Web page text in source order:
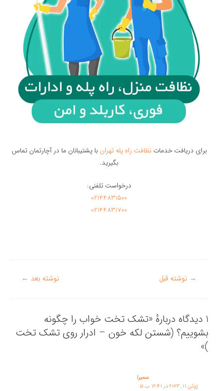
برای دریافت خدماتنظافت راه پله تهران با پشتیبانان ما در آچارتمان تماس
بگیرید.
درخواست تلفنی:
02144831500
02144831700
راهبری→ نوشته قبل نوشته بعد ←
1 دیدگاه دربارهٔ «تشک تخت خواب را چگونه
بشوییم؟ (شستن لکه خون – ادرار روی تشک تخت
)»
سمیرا
ژوئن 11, 2023 در 12:41 ب.ظ